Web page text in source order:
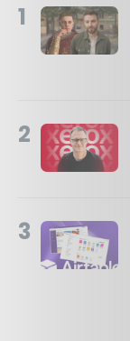
1
2
3